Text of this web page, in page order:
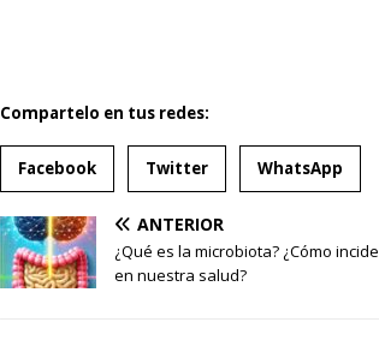
Compartelo en tus redes:
Facebook Twitter WhatsApp
ANTERIOR
¿Qué es la microbiota? ¿Cómo incide
en nuestra salud?